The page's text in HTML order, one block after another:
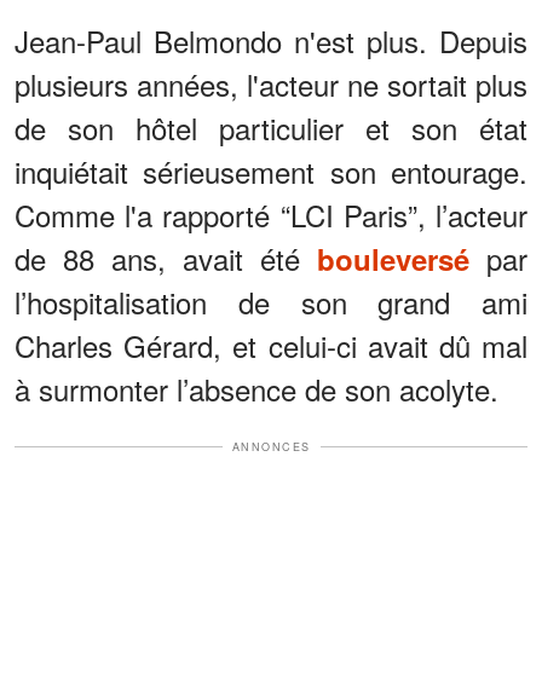
Jean-Paul Belmondo n'est plus. Depuis
plusieurs années, l'acteur ne sortait plus
de son hôtel particulier et son état
inquiétait sérieusement son entourage.
Comme l'a rapporté “LCI Paris”, l’acteur
de 88 ans, avait été bouleversé par
l’hospitalisation de son grand ami
Charles Gérard, et celui-ci avait dû mal
à surmonter l’absence de son acolyte.
ANNONCES